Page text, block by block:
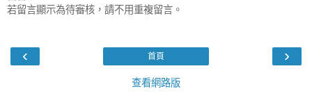
若留言顯示為待審核，請不用重複留言。
‹ ›
首頁
查看網路版